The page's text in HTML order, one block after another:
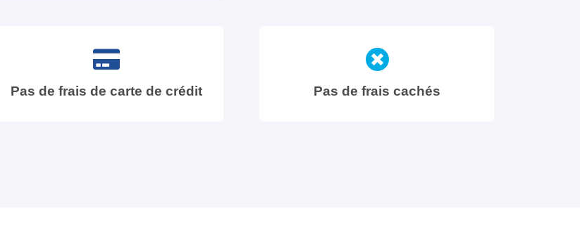
Pas de frais de carte de crédit Pas de frais cachés